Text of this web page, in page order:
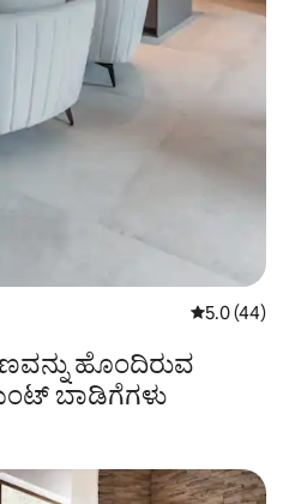
5 ರಲ್ಲಿ 5.0
5.0 (44)
ಹೊಂದಿರುವ
ಬಾಡಿಗೆಗಳು